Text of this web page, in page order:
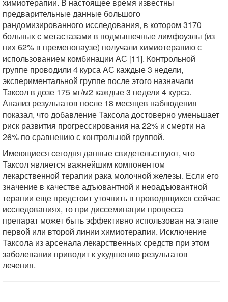
предварительные данные большого
рандомизированного исследования, в котором 3170
больных с метастазами в подмышечные лимфоузлы (из
них 62% в пременопаузе) получали химиотерапию с
использованием комбинации АС [11]. Контрольной
группе проводили 4 курса АС каждые 3 недели,
экспериментальной группе после этого назначали
Таксол в дозе 175 мг/м2 каждые 3 недели 4 курса.
Анализ результатов после 18 месяцев наблюдения
показал, что добавление Таксола достоверно уменьшает
риск развития прогрессирования на 22% и смерти на
26% по сравнению с контрольной группой.
Имеющиеся сегодня данные свидетельствуют, что
Таксол является важнейшим компонентом
лекарственной терапии рака молочной железы. Если его
значение в качестве адъювантной и неоадъювантной
терапии еще предстоит уточнить в проводящихся сейчас
исследованиях, то при диссеминации процесса
препарат может быть эффективно использован на этапе
первой или второй линии химиотерапии. Исключение
Таксола из арсенала лекарственных средств при этом
заболевании приводит к ухудшению результатов
лечения.